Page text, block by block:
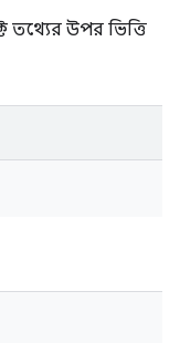
তথ্যের উপর ভিত্তি